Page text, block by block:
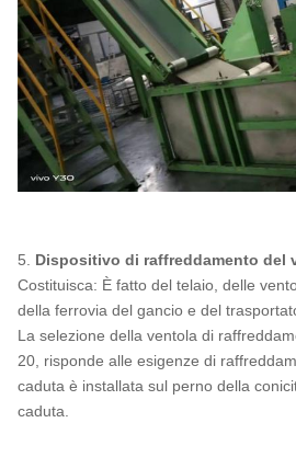
5. Dispositivo di raffreddamento del
Costituisca: È fatto del telaio, delle
della ferrovia del gancio e del
La selezione della ventola di
20, risponde alle esigenze di
caduta è installata sul perno della
caduta.